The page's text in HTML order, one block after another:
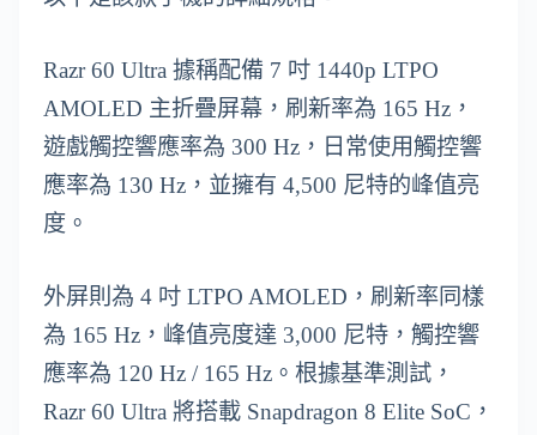
Razr 60 Ultra 據稱配備 7 吋 1440p LTPO
AMOLED 主折疊屏幕，刷新率為 165 Hz，
遊戲觸控響應率為 300 Hz，日常使用觸控響
應率為 130 Hz，並擁有 4,500 尼特的峰值亮
度。
外屏則為 4 吋 LTPO AMOLED，刷新率同樣
為 165 Hz，峰值亮度達 3,000 尼特，觸控響
應率為 120 Hz / 165 Hz。根據基準測試，
Razr 60 Ultra 將搭載 Snapdragon 8 Elite SoC，